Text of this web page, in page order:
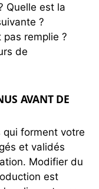
Quelle est la
?
remplie ?
de
AVANT DE
qui forment votre
et validés
Modifier du
est